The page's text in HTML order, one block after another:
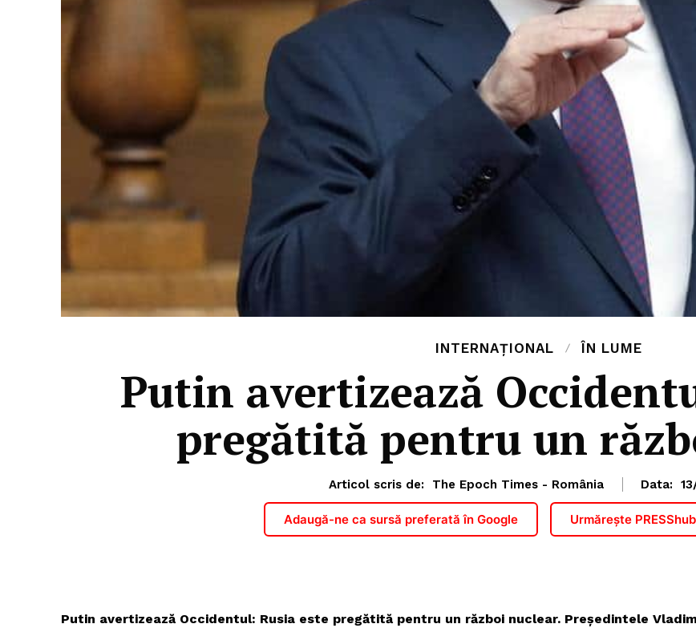
INTERNAȚIONAL ÎN LUME
Putin avertizează
pregătită pentru un
Articol scris de: The Epoch Times - România Data:
Adaugă-ne ca sursă preferată în Google Urmărește
Putin avertizează Occidentul: Rusia este pregătită pentru un război nuclear. Preşedintele